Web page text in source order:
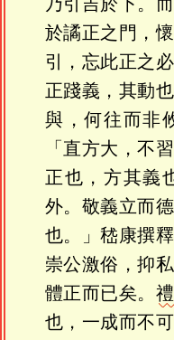
於譎正之門，
引，忘此正之
正踐義，其動
與，何往而非
「直方大，不
正也，方其義
外。敬義立而
也。」嵇康撰
崇公激俗，抑
體正而已矣。
也，一成而不